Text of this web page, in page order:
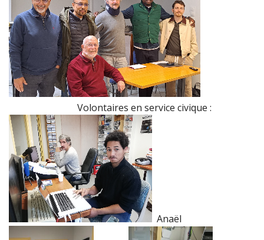
Volontaires en service civique :
Anaël